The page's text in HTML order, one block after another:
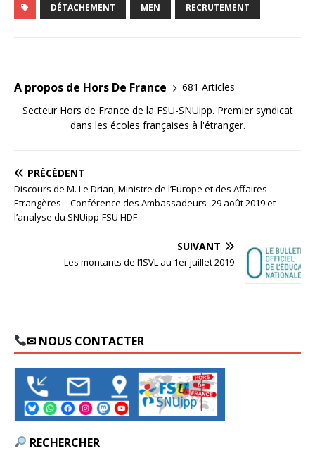
DÉTACHEMENT MEN RECRUTEMENT
A propos de Hors De France
681 Articles
Secteur Hors de France de la FSU-SNUipp. Premier syndicat
dans les écoles françaises à l'étranger.
PRÉCÉDENT
Discours de M. Le Drian, Ministre de l’Europe et des Affaires
Etrangères – Conférence des Ambassadeurs -29 août 2019 et
l’analyse du SNUipp-FSU HDF
SUIVANT
Les montants de l’ISVL au 1er juillet 2019
✉ NOUS CONTACTER
RECHERCHER